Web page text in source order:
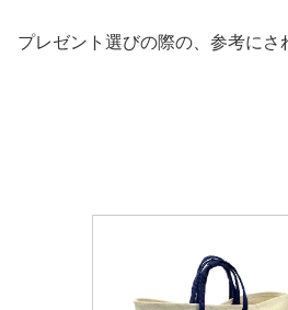
プレゼント選びの際の、参考にさ